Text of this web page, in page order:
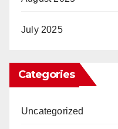
July 2025
Categories
Uncategorized